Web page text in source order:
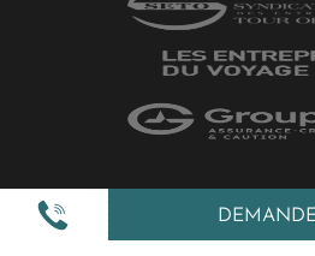
Plan du site
Politique de